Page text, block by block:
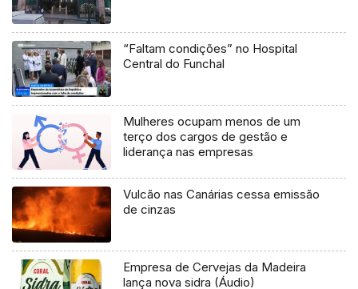
“Faltam condições” no Hospital
Central do Funchal
Mulheres ocupam menos de um
terço dos cargos de gestão e
liderança nas empresas
Vulcão nas Canárias cessa emissão
de cinzas
Empresa de Cervejas da Madeira
lança nova sidra (Áudio)